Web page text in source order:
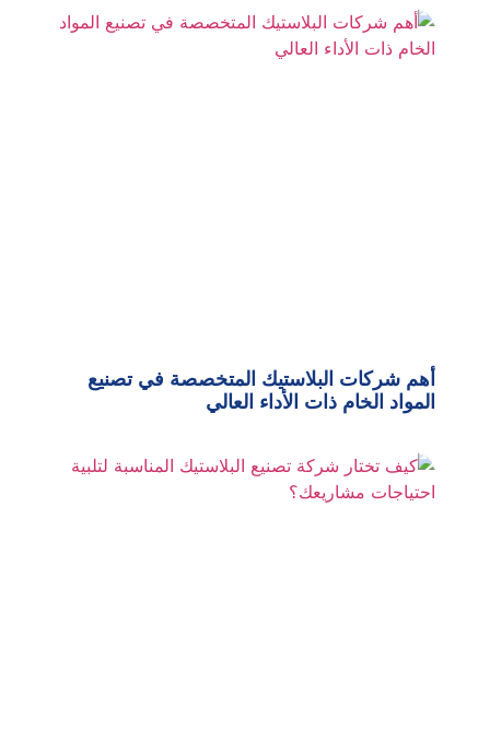
أهم شركات البلاستيك المتخصصة في تصنيع
المواد الخام ذات الأداء العالي